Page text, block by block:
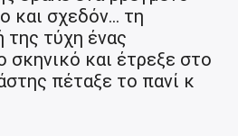
και σχεδόν… τη
της τύχη ένας
σκηνικό και έτρεξε στο
πέταξε το πανί κ